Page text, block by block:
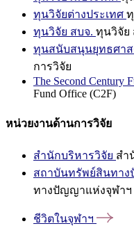
ทุนวิจัยต่างประเทศ
ทุนวิจัย สบจ. ทุนวิจัย
ทุนสนับสนุนยุทธศาส
การวิจัย
The Second Century
Fund Office (C2F)
หน่วยงานด้านการวิจัย
สำนักบริหารวิจัย สำ
สถาบันทรัพย์สินทา
ทางปัญญาแห่งจุฬาฯ
ชีวิตในจุฬาฯ